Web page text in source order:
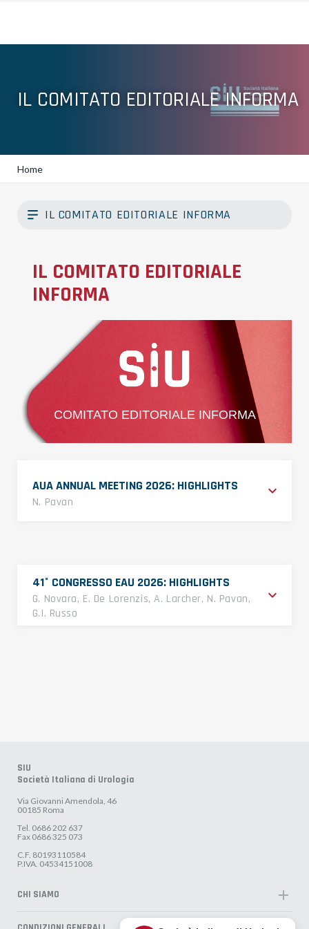
IL COMITATO EDITORIALE INFORMA
Home
IL COMITATO EDITORIALE INFORMA
IL COMITATO EDITORIALE
INFORMA
COMITATO EDITORIALE INFORMA
AUA ANNUAL MEETING 2026: HIGHLIGHTS
N. Pavan
keyboard_arrow_down
41° CONGRESSO EAU 2026: HIGHLIGHTS
G. Novara, E. De Lorenzis, A. Larcher, N. Pavan,
G.I. Russo
keyboard_arrow_down
SIU
Società Italiana di Urologia
Via Giovanni Amendola, 46
00185 Roma
Tel. 0686 202 637
Fax 0686 325 073
C.F. 80193110584
P.IVA. 04534151008
CHI SIAMO add